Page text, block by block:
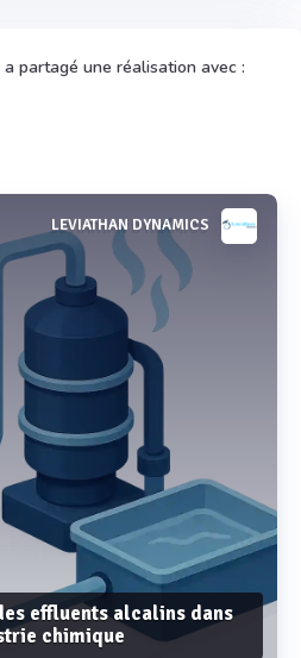
a partagé une réalisation avec :
LEVIATHAN DYNAMICS
effluents alcalins dans
chimique